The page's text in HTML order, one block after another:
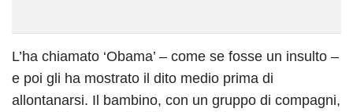
L’ha chiamato ‘Obama’ – come se fosse un insulto –
e poi gli ha mostrato il dito medio prima di
allontanarsi. Il bambino, con un gruppo di compagni,